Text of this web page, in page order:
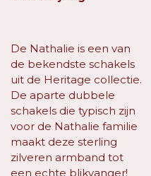
De Nathalie is een van
de bekendste schakels
uit de Heritage collectie.
De aparte dubbele
schakels die typisch zijn
voor de Nathalie familie
maakt deze sterling
zilveren armband tot
een echte blikvanger!